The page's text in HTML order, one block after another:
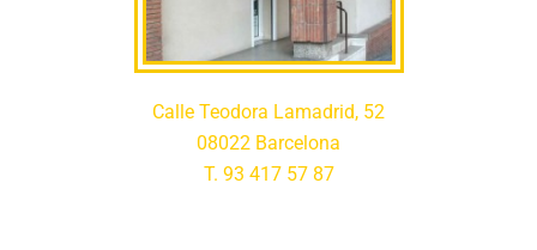
Calle Teodora Lamadrid, 52
08022 Barcelona
T. 93 417 57 87